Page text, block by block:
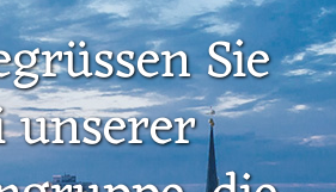
Sie
unserer